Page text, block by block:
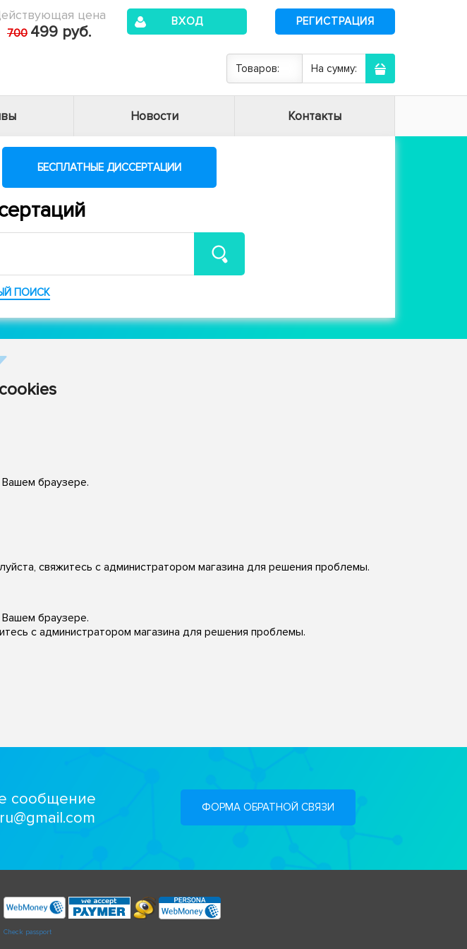
цена
700 499 руб.
ВХОД РЕГИСТРАЦИЯ
Товаров: На сумму:
Новости Контакты
БЕСПЛАТНЫЕ ДИССЕРТАЦИИ
ПОИСК
браузере.
свяжитесь с администратором магазина для решения проблемы.
браузере.
с администратором магазина для решения проблемы.
сообщение
ФОРМА ОБРАТНОЙ СВЯЗИ
Check passport